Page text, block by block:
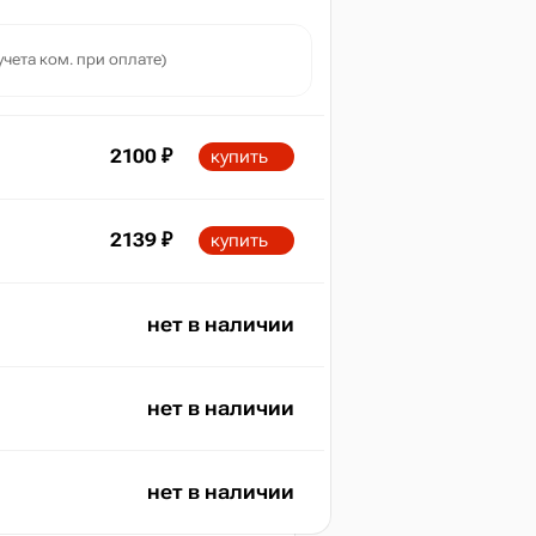
ком. при оплате)
2100 ₽ купить
2139 ₽ купить
нет в наличии
нет в наличии
нет в наличии
07.2026